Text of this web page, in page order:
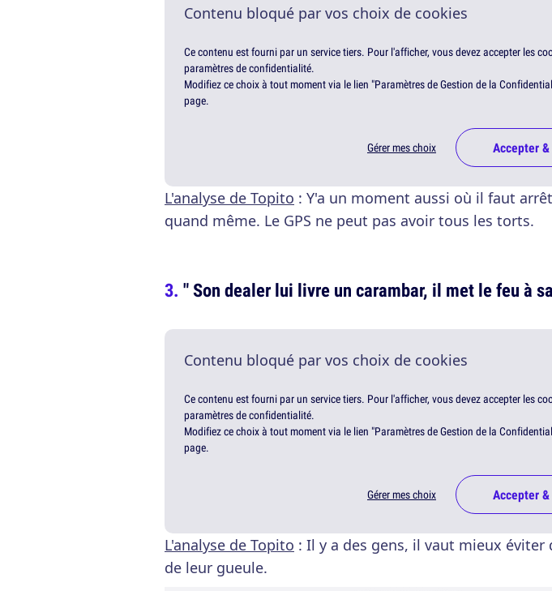
Contenu bloqué par vos choix de cookies
Ce contenu est fourni par un service tiers. Pour l'afficher, vous devez accepter les
paramètres de confidentialité.
Modifiez ce choix à tout moment via le lien "Paramètres de Gestion de la
page.
Gérer mes choix Accepter
L'analyse de Topito : Y'a un moment aussi où il faut
quand même. Le GPS ne peut pas avoir tous les torts.
" Son dealer lui livre un carambar, il met le feu à
Contenu bloqué par vos choix de cookies
Ce contenu est fourni par un service tiers. Pour l'afficher, vous devez accepter les
paramètres de confidentialité.
Modifiez ce choix à tout moment via le lien "Paramètres de Gestion de la
page.
Gérer mes choix Accepter
L'analyse de Topito : Il y a des gens, il vaut mieux éviter
de leur gueule.